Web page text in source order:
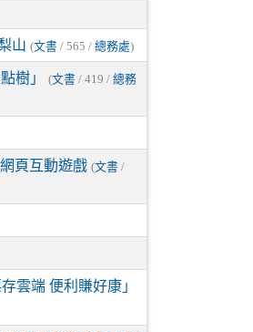
山 (文書 / 565 / 總務處)
樹」 (文書 / 419 /總務
頁互動遊戲 (文書 /
雲端 便利賺好康」